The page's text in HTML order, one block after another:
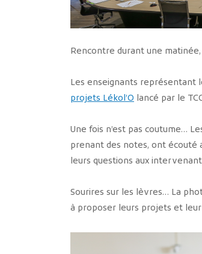
Rencontre durant une
Les enseignants représentant
projets Lékol’O lancé par le
Une fois n’est pas coutume…
prenant des notes, ont
leurs questions aux
Sourires sur les lèvres… La
à proposer leurs projets et